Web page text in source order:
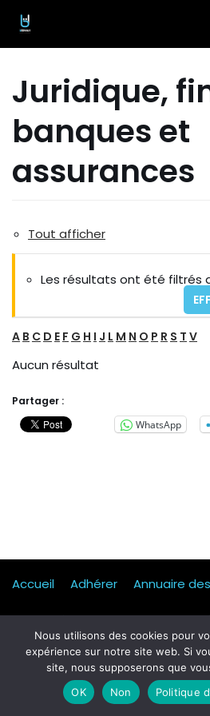
Aller
au
Juridique,
banques et
assurances
Tout afficher
Les résultats ont été filtrés
A B C D E F G H I J L M N O P R S T V
Aucun résultat
Partager :
WhatsApp
Accueil Adhérer Annuaire
Actualités Presse Mentions
Mobilité, transport & logistique
Qui sommes-nous ?
Nous utilisons des cookies pour
expérience sur notre site web. Si
site, nous supposerons que
OK
Non Politique